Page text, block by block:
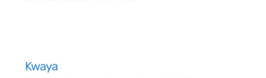
Kwaya